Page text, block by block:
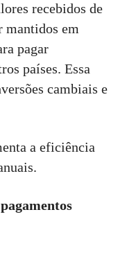
recebidos de
mantidos em
pagar
países. Essa
cambiais e
a eficiência